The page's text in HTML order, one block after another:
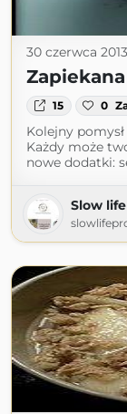
30 czerwca 2013
15 0
Kolejny
Każdy może
nowe dodatki:
Slow